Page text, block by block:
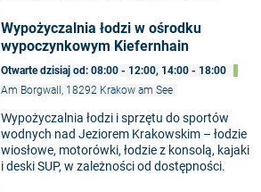
Wypożyczalnia łodzi w ośrodku
wypoczynkowym Kiefernhain
Otwarte dzisiaj od: 08:00 - 12:00, 14:00 - 18:00
Am Borgwall, 18292 Krakow am See
Wypożyczalnia łodzi i sprzętu do sportów
wodnych nad Jeziorem Krakowskim – łodzie
wiosłowe, motorówki, łodzie z konsolą, kajaki
i deski SUP, w zależności od dostępności.